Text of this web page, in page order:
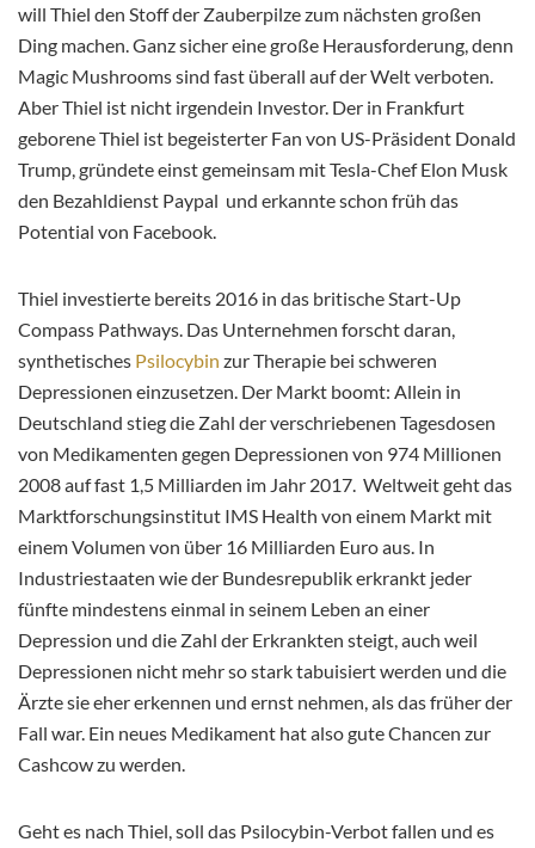
will Thiel den Stoff der Zauberpilze zum nächsten großen
Ding machen. Ganz sicher eine große Herausforderung, denn
Magic Mushrooms sind fast überall auf der Welt verboten.
Aber Thiel ist nicht irgendein Investor. Der in Frankfurt
geborene Thiel ist begeisterter Fan von US-Präsident Donald
Trump, gründete einst gemeinsam mit Tesla-Chef Elon Musk
den Bezahldienst Paypal und erkannte schon früh das
Potential von Facebook.
Thiel investierte bereits 2016 in das britische Start-Up
Compass Pathways. Das Unternehmen forscht daran,
synthetisches Psilocybin zur Therapie bei schweren
Depressionen einzusetzen. Der Markt boomt: Allein in
Deutschland stieg die Zahl der verschriebenen Tagesdosen
von Medikamenten gegen Depressionen von 974 Millionen
2008 auf fast 1,5 Milliarden im Jahr 2017. Weltweit geht das
Marktforschungsinstitut IMS Health von einem Markt mit
einem Volumen von über 16 Milliarden Euro aus. In
Industriestaaten wie der Bundesrepublik erkrankt jeder
fünfte mindestens einmal in seinem Leben an einer
Depression und die Zahl der Erkrankten steigt, auch weil
Depressionen nicht mehr so stark tabuisiert werden und die
Ärzte sie eher erkennen und ernst nehmen, als das früher der
Fall war. Ein neues Medikament hat also gute Chancen zur
Cashcow zu werden.
Geht es nach Thiel, soll das Psilocybin-Verbot fallen und es